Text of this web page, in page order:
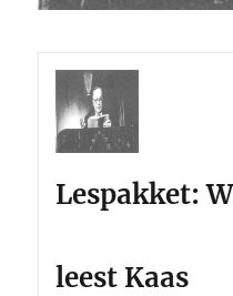
Lespakket:
leest Kaas